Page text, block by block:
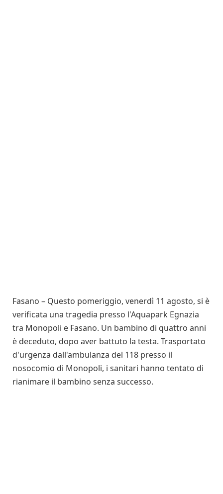
Fasano – Questo pomeriggio, venerdì 11 agosto, si è
verificata una tragedia presso l'Aquapark Egnazia
tra Monopoli e Fasano. Un bambino di quattro anni
è deceduto, dopo aver battuto la testa. Trasportato
d'urgenza dall'ambulanza del 118 presso il
nosocomio di Monopoli, i sanitari hanno tentato di
rianimare il bambino senza successo.